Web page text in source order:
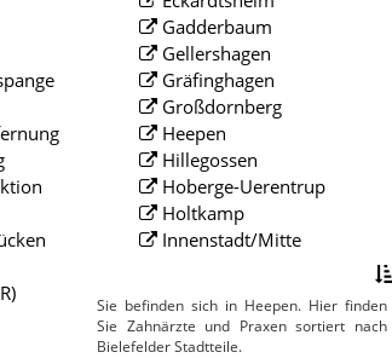
Gadderbaum
Gellershagen
Gräfinghagen
Großdornberg
Heepen
Hillegossen
Hoberge-Uerentrup
Holtkamp
Innenstadt/Mitte
Sie befinden sich in Heepen. Hier finden
Sie Zahnärzte und Praxen sortiert nach
Bielefelder Stadtteile.